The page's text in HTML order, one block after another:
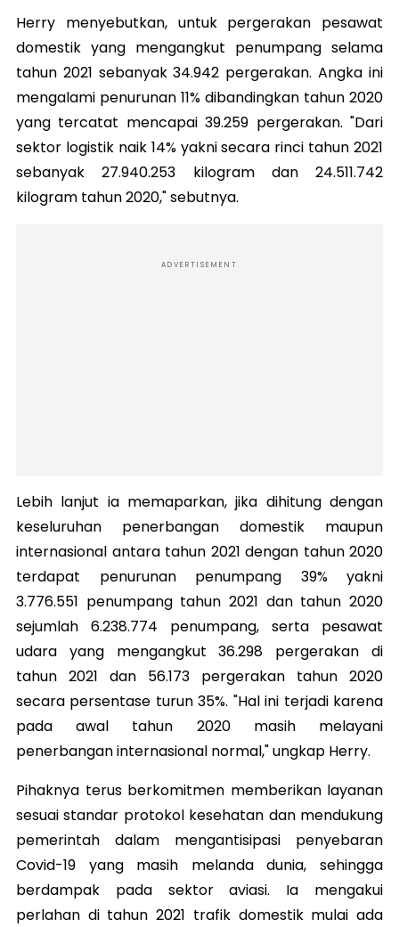
Herry menyebutkan, untuk pergerakan pesawat
domestik yang mengangkut penumpang selama
tahun 2021 sebanyak 34.942 pergerakan. Angka ini
mengalami penurunan 11% dibandingkan tahun 2020
yang tercatat mencapai 39.259 pergerakan. "Dari
sektor logistik naik 14% yakni secara rinci tahun 2021
sebanyak 27.940.253 kilogram dan 24.511.742
kilogram tahun 2020," sebutnya.
ADVERTISEMENT
Lebih lanjut ia memaparkan, jika dihitung dengan
keseluruhan penerbangan domestik maupun
internasional antara tahun 2021 dengan tahun 2020
terdapat penurunan penumpang 39% yakni
3.776.551 penumpang tahun 2021 dan tahun 2020
sejumlah 6.238.774 penumpang, serta pesawat
udara yang mengangkut 36.298 pergerakan di
tahun 2021 dan 56.173 pergerakan tahun 2020
secara persentase turun 35%. "Hal ini terjadi karena
pada awal tahun 2020 masih melayani
penerbangan internasional normal," ungkap Herry.
Pihaknya terus berkomitmen memberikan layanan
sesuai standar protokol kesehatan dan mendukung
pemerintah dalam mengantisipasi penyebaran
Covid-19 yang masih melanda dunia, sehingga
berdampak pada sektor aviasi. Ia mengakui
perlahan di tahun 2021 trafik domestik mulai ada